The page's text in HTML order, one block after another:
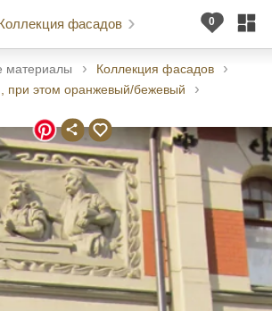
фасадов
материалы
Коллекция фасадов
при этом оранжевый/бежевый